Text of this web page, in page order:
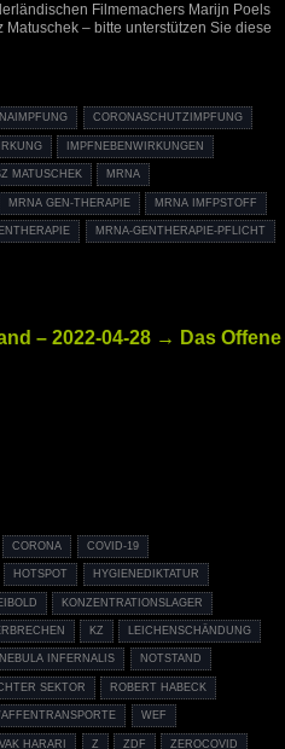
Filmemachers Marijn Poels
– bitte unterstützen Sie diese
CORONASCHUTZIMPFUNG
IMPFNEBENWIRKUNGEN
MATUSCHEK MRNA
MRNA GEN-THERAPIE MRNA IMFPSTOFF
MRNA-GENTHERAPIE-PFLICHT
– 2022-04-28 → Das Offene
CORONA COVID-19
HOTSPOT HYGIENEDIKTATUR
KONZENTRATIONSLAGER
KZ LEICHENSCHÄNDUNG
NEBULA INFERNALIS NOTSTAND
SEKTOR ROBERT HABECK
WEF
HARARI Z ZDF ZEROCOVID